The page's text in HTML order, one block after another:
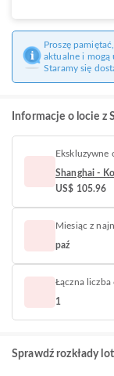
Proszę
aktualne i mogą
Staramy się
Informacje o locie z
Ekskluzywne
Shanghai -
US$ 105.96
Miesiąc z
paź
Łączna liczba
1
Sprawdź rozkłady